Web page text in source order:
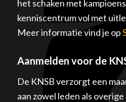
het schaken met
kenniscentrum vol met
Meer informatie vind je op
Aanmelden voor de
De KNSB verzorgt een
aan zowel leden als